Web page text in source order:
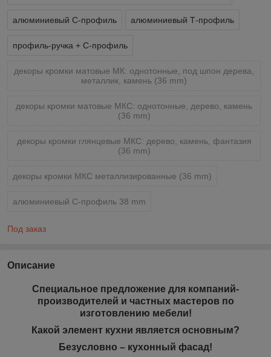
алюминиевый С-профиль алюминиевый Т-профиль
профиль-ручка + С-профиль
декоры кромки матовые МК: однотонные, под шпон дерева,
металлик, камень (36 mm)
декоры кромки матовые МКС: однотонные, дерево, камень
(36 mm)
декоры кромки глянцевые МКС: дерево, камень, фантазия
(36 mm)
декоры кромки МКС металлизированные (36 mm)
алюминиевый С-профиль 38 mm
Под заказ
Описание
Специальное предложение для компаний-
производителей и частных мастеров по
изготовлению мебели!
Какой элемент кухни является основным?
Безусловно – кухонный фасад!